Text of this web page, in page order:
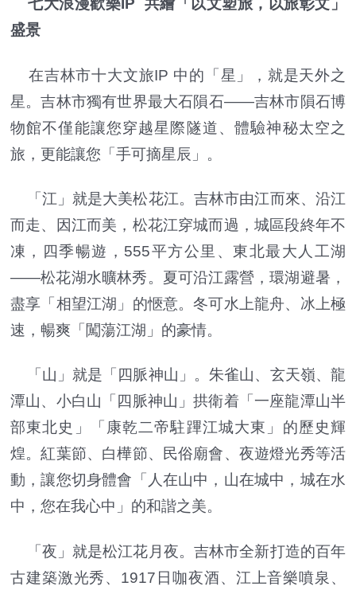
七大浪漫歡樂IP 共繪「以文塑旅，以旅彰文」
盛景
在吉林市十大文旅IP 中的「星」，就是天外之
星。吉林市獨有世界最大石隕石——吉林市隕石博
物館不僅能讓您穿越星際隧道、體驗神秘太空之
旅，更能讓您「手可摘星辰」。
「江」就是大美松花江。吉林市由江而來、沿江
而走、因江而美，松花江穿城而過，城區段終年不
凍，四季暢遊，555平方公里、東北最大人工湖
——松花湖水曠林秀。夏可沿江露營，環湖避暑，
盡享「相望江湖」的愜意。冬可水上龍舟、冰上極
速，暢爽「闖蕩江湖」的豪情。
「山」就是「四脈神山」。朱雀山、玄天嶺、龍
潭山、小白山「四脈神山」拱衛着「一座龍潭山半
部東北史」「康乾二帝駐蹕江城大東」的歷史輝
煌。紅葉節、白樺節、民俗廟會、夜遊燈光秀等活
動，讓您切身體會「人在山中，山在城中，城在水
中，您在我心中」的和諧之美。
「夜」就是松江花月夜。吉林市全新打造的百年
古建築激光秀、1917日咖夜酒、江上音樂噴泉、